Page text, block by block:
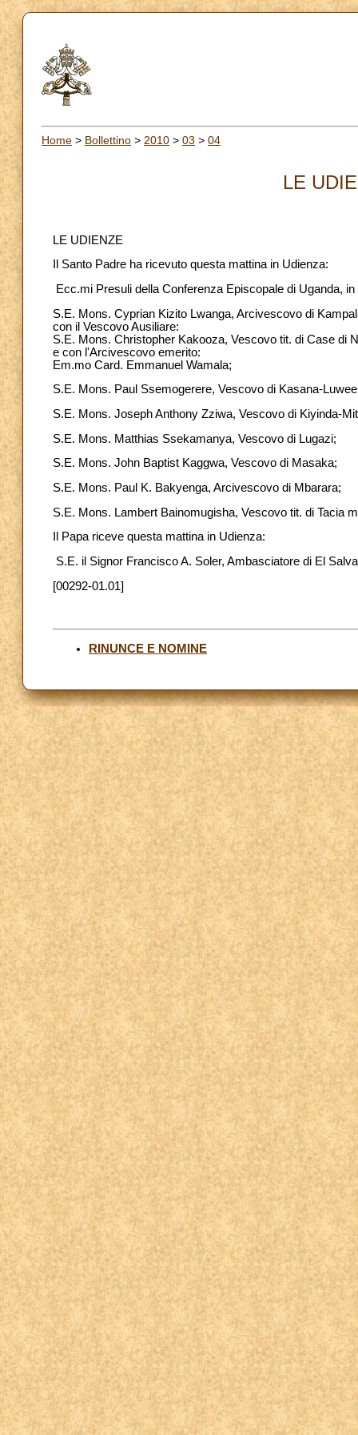
Home > Bollettino > 2010 > 03 > 04
LE
LE UDIENZE
Il Santo Padre ha ricevuto questa mattina in Udienza:
Ecc.mi Presuli della Conferenza Episcopale di Uganda,
S.E. Mons. Cyprian Kizito Lwanga, Arcivescovo di
con il Vescovo Ausiliare:
S.E. Mons. Christopher Kakooza, Vescovo tit. di Case di
e con l'Arcivescovo emerito:
Em.mo Card. Emmanuel Wamala;
S.E. Mons. Paul Ssemogerere, Vescovo di Kasana-
S.E. Mons. Joseph Anthony Zziwa, Vescovo di Kiyinda-
S.E. Mons. Matthias Ssekamanya, Vescovo di Lugazi;
S.E. Mons. John Baptist Kaggwa, Vescovo di Masaka;
S.E. Mons. Paul K. Bakyenga, Arcivescovo di Mbarara;
S.E. Mons. Lambert Bainomugisha, Vescovo tit. di Tacia
Il Papa riceve questa mattina in Udienza:
S.E. il Signor Francisco A. Soler, Ambasciatore di El
[00292-01.01]
RINUNCE E NOMINE